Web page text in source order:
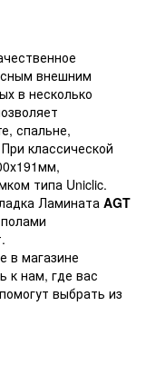
внешним
в несколько
спальне,
классической
типа Uniclic.
Ламината AGT
в магазине
к нам, где вас
выбрать из